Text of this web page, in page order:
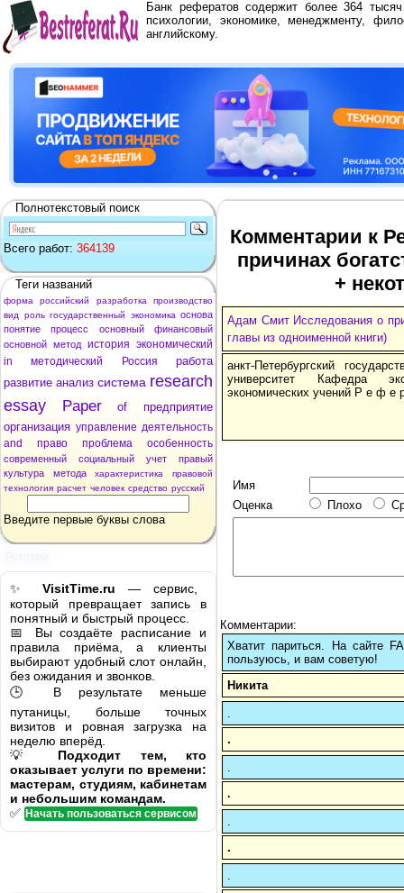
Банк рефератов содержит более 364
психологии, экономике, менеджменту,
английскому.
Полнотекстовый поиск
Всего работ: 364139
Теги названий
форма российский разработка
производство
вид
роль государственный экономика основа
понятие
процесс основный
финансовый
основной метод история экономический
in
методический Россия
работа
развитие анализ система research
essay
Paper of
предприятие
организация управление деятельность
and
право проблема особенность
современный социальный учет
правый
культура
метода характеристика
правовой
технология расчет человек средство русский
Введите первые буквы слова
✨ VisitTime.ru — сервис,
который превращает запись в
понятный и быстрый процесс.
📅 Вы создаёте расписание и
правила приёма, а клиенты
выбирают удобный слот онлайн,
без ожидания и звонков.
🕒 В результате меньше
путаницы, больше точных
визитов и ровная загрузка на
неделю вперёд.
💡 Подходит тем, кто
оказывает услуги по времени:
мастерам, студиям, кабинетам
и небольшим командам.
✅ Начать пользоваться сервисом
Комментарии к
причинах
+
Адам Смит Исследования о
главы из одноименной книги)
анкт-Петербургский
университет Кафедра
экономических учений Р е ф е
Имя
Оценка
Плохо
Комментарии:
Хватит париться. На сайте
пользуюсь, и вам советую!
Никита
.
.
.